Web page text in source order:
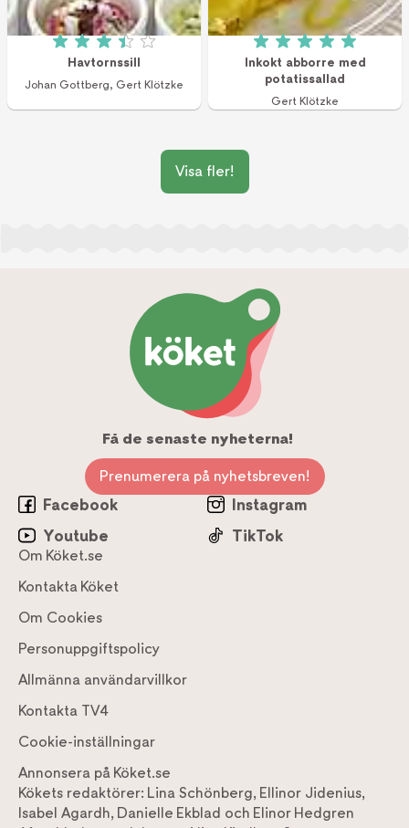
Betyg: 3.43 av 5 (7 röster)
Havtornssill
Johan Gottberg, Gert Klötzke
Betyg: 5 av 5 (1
Inkokt abborre med
potatissallad
Gert Klötzke
Visa fler!
Få de senaste nyheterna!
Prenumerera på nyhetsbreven!
Facebook
Instagram
Youtube
TikTok
Om Köket.se
Kontakta Köket
Om Cookies
Personuppgiftspolicy
Allmänna användarvillkor
Kontakta TV4
Cookie-inställningar
Annonsera på Köket.se
Kökets redaktörer: Lina Schönberg, Ellinor Jidenius,
Isabel Agardh, Danielle Ekblad och Elinor Hedgren